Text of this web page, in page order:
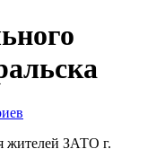
жителей ЗАТО г.